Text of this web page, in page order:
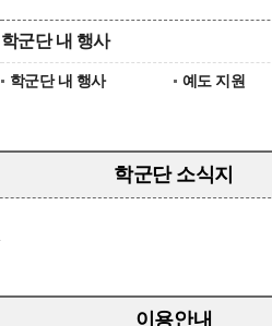
학군단 내 행사
학군단 내 행사 예도 지원
학군단 소식지
이용안내